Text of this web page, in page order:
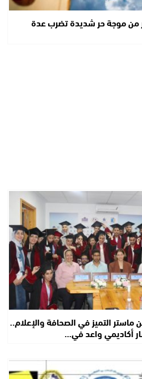
من موجة حر شديدة تضرب عدة
ماستر التميز في الصحافة والإعلام..
واعد في…